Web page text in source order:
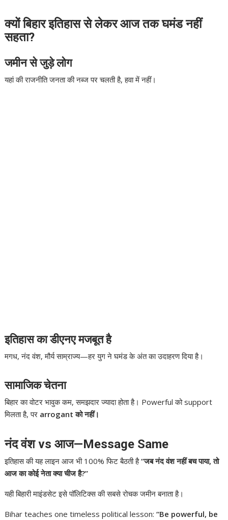
क्यों बिहार इतिहास से लेकर आज तक घमंड नहीं
सहता?
जमीन से जुड़े लोग
यहां की राजनीति जनता की नब्ज पर चलती है, हवा में नहीं।
इतिहास का डीएनए मजबूत है
मगध, नंद वंश, मौर्य साम्राज्य—हर युग ने घमंड के अंत का उदाहरण दिया है।
सामाजिक चेतना
बिहार का वोटर भावुक कम, समझदार ज्यादा होता है। Powerful को support
मिलता है, पर arrogant को नहीं।
नंद वंश vs आज—Message Same
इतिहास की यह लाइन आज भी 100% फिट बैठती है“जब नंद वंश नहीं बच पाया, तो
आज का कोई नेता क्या चीज है?”
यही बिहारी माइंडसेट इसे पॉलिटिक्स की सबसे रोचक जमीन बनाता है।
Bihar teaches one timeless political lesson:“Be powerful, be